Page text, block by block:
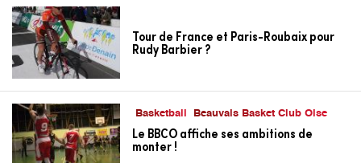
Tour de France et Paris-Roubaix pour
Rudy Barbier ?
Basketball Beauvais Basket Club Oise
Le BBCO affiche ses ambitions de
monter !